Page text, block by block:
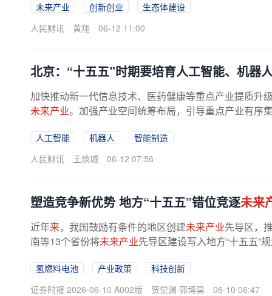
未来产业 创新创业
生态体建设
人民财讯
黄翔 06-12 11:00
北京：“十五五”时期要培育人工智能、机器
加快推动新一代信息技术、医药健康等重点产业提质升
未来产业。加强产业空间统筹布局，引导重点产业有序
人工智能 机器人
智能制造
人民财讯
王焕城 06-12 07:56
塑造竞争新优势 地方“十五五”错位竞逐未来
近年来，我国鼓励有条件的地区创建未来产业先导区，
南等13个省份将未来产业先导区建设写入地方“十五五”
氢燃料电池 产业政策
科技创新
证券时报 2026-06-10 A002版
贺觉渊 郭博昊 06-10 06:47